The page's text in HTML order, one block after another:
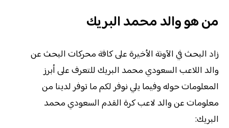
من هو والد محمد البريك
زاد البحث في الآونة الأخيرة على كافة محركات البحث عن
والد اللاعب السعودي محمد البريك للتعرف على أبرز
المعلومات حوله وفيما يلي نوفر لكم ما توفر لدينا من
معلومات عن والد لاعب كرة القدم السعودي محمد
البريك: